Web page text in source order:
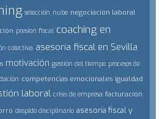
selección nube negociación laboral
presion fiscal coaching en
colectiva asesoría fiscal en Sevilla
motivación gestión del tiempo procesos de
competencias emocionales igualdad
laboral crisis de empresa facturación
despido disciplinario asesoría fiscal y